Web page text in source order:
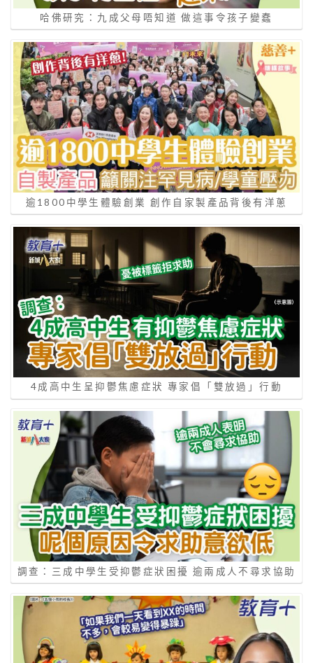
哈佛研究：九成父母唔知道 做這事令孩子變蠢
逾1800中學生體驗創業 創作自家製產品背後有洋蔥
4成高中生呈抑鬱焦慮症狀 專家倡「雙放過」行動
調查：三成中學生受抑鬱症狀困擾 逾兩成人不尋求協助